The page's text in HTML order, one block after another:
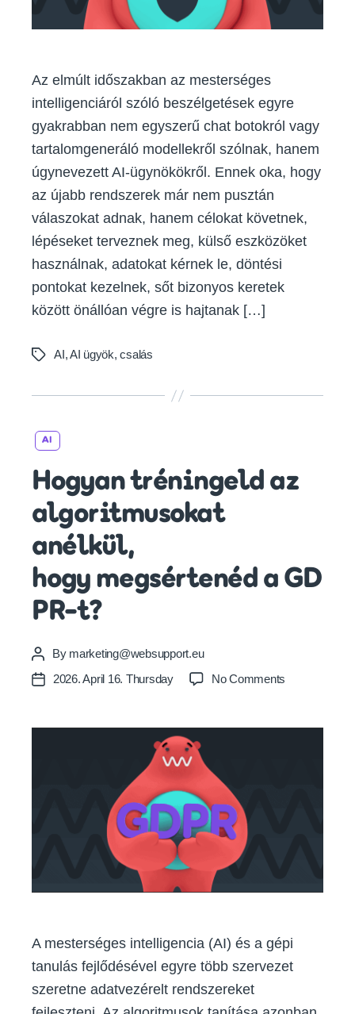
rájuk?
Az elmúlt időszakban az mesterséges
intelligenciáról szóló beszélgetések egyre
gyakrabban nem egyszerű chat botokról vagy
tartalomgeneráló modellekről szólnak, hanem
úgynevezett AI-ügynökökről. Ennek oka, hogy
az újabb rendszerek már nem pusztán
válaszokat adnak, hanem célokat követnek,
lépéseket terveznek meg, külső eszközöket
használnak, adatokat kérnek le, döntési
pontokat kezelnek, sőt bizonyos keretek
között önállóan végre is hajtanak […]
TagsAI,AI ügyök,csalás
AI
Hogyan tréningeld az
algoritmusokat
anélkül,
hogy megsértenéd a GD
PR-t?
Post
author
By marketing@websupport.eu
Post2026. April 16. Thursday No Comments
anélkül,
A mesterséges intelligencia (AI) és a gépi
tanulás fejlődésével egyre több szervezet
szeretne adatvezérelt rendszereket